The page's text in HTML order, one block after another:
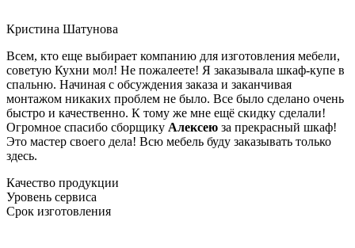
Кристина Шатунова
Всем, кто еще выбирает компанию для изготовления мебели,
советую Кухни мол! Не пожалеете! Я заказывала шкаф-купе в
спальню. Начиная с обсуждения заказа и заканчивая
монтажом никаких проблем не было. Все было сделано очень
быстро и качественно. К тому же мне ещё скидку сделали!
Огромное спасибо сборщику Алексею за прекрасный шкаф!
Это мастер своего дела! Всю мебель буду заказывать только
здесь.
Качество продукции
Уровень сервиса
Срок изготовления